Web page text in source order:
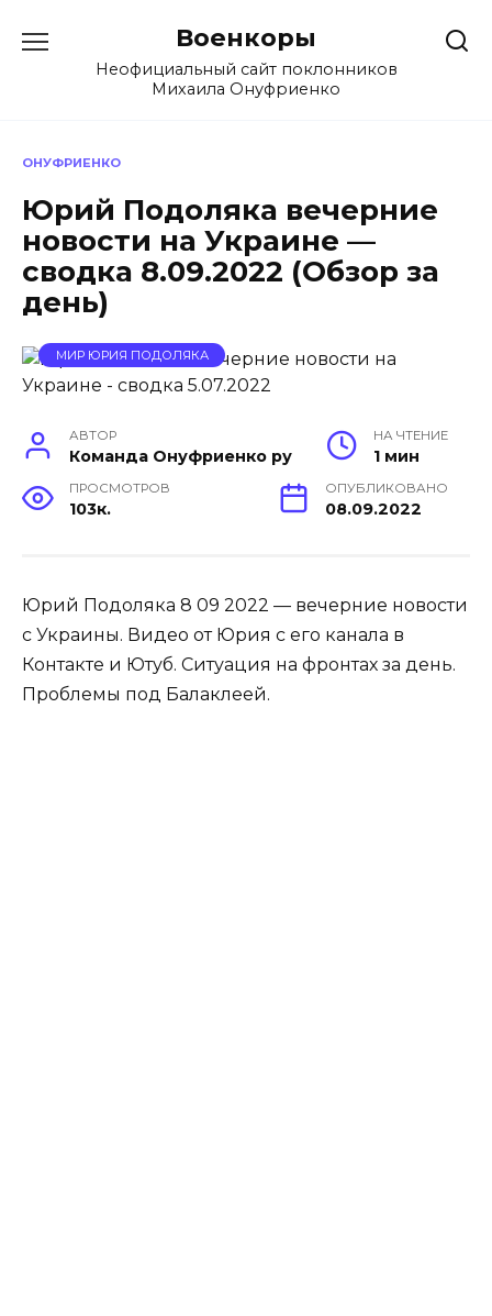
содержанию
Военкоры
Неофициальный сайт поклонников
Михаила Онуфриенко
ОНУФРИЕНКО
Юрий Подоляка вечерние
новости на Украине —
сводка 8.09.2022 (Обзор за
день)
МИР ЮРИЯ ПОДОЛЯКА
АВТОР
Команда Онуфриенко ру
НА ЧТЕНИЕ
1 мин
ПРОСМОТРОВ
103к.
ОПУБЛИКОВАНО
08.09.2022
Юрий Подоляка 8 09 2022 — вечерние новости
с Украины. Видео от Юрия с его канала в
Контакте и Ютуб. Ситуация на фронтах за день.
Проблемы под Балаклеей.